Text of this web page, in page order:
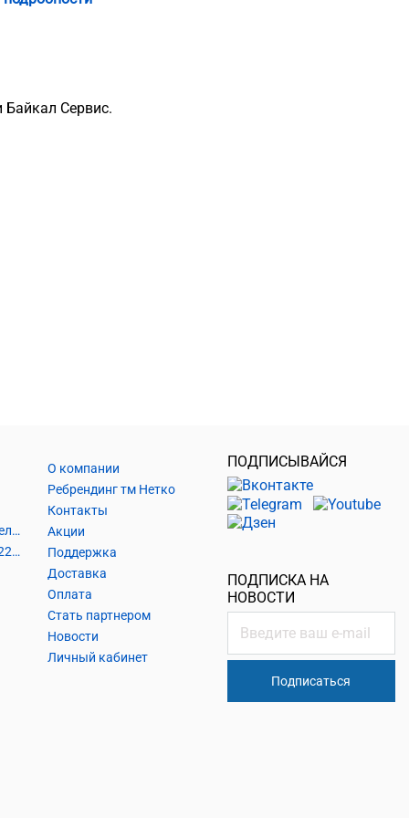
Сервис.
Шнуры и аксессуары, кабельные наконечники
Кабель силовой, розетки 220В, выключатели 220В, сетевые фильтры
О компании
Ребрендинг тм Нетко
Контакты
Акции
Поддержка
Доставка
Оплата
Стать партнером
Новости
Личный кабинет
ПОДПИСЫВАЙСЯ
ПОДПИСКА НА
НОВОСТИ
Подписаться